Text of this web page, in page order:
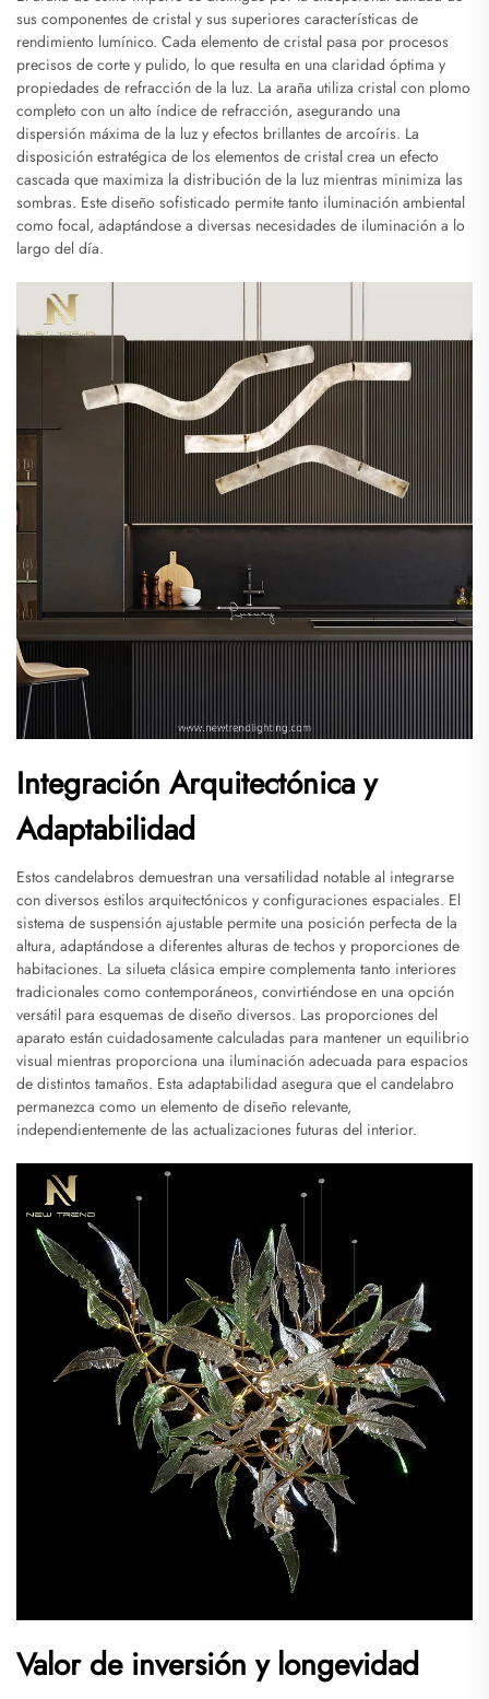
sus componentes de cristal y sus superiores características de
rendimiento lumínico. Cada elemento de cristal pasa por procesos
precisos de corte y pulido, lo que resulta en una claridad óptima y
propiedades de refracción de la luz. La araña utiliza cristal con plomo
completo con un alto índice de refracción, asegurando una
dispersión máxima de la luz y efectos brillantes de arcoíris. La
disposición estratégica de los elementos de cristal crea un efecto
cascada que maximiza la distribución de la luz mientras minimiza las
sombras. Este diseño sofisticado permite tanto iluminación ambiental
como focal, adaptándose a diversas necesidades de iluminación a lo
largo del día.
Integración Arquitectónica y
Adaptabilidad
Estos candelabros demuestran una versatilidad notable al integrarse
con diversos estilos arquitectónicos y configuraciones espaciales. El
sistema de suspensión ajustable permite una posición perfecta de la
altura, adaptándose a diferentes alturas de techos y proporciones de
habitaciones. La silueta clásica empire complementa tanto interiores
tradicionales como contemporáneos, convirtiéndose en una opción
versátil para esquemas de diseño diversos. Las proporciones del
aparato están cuidadosamente calculadas para mantener un equilibrio
visual mientras proporciona una iluminación adecuada para espacios
de distintos tamaños. Esta adaptabilidad asegura que el candelabro
permanezca como un elemento de diseño relevante,
independientemente de las actualizaciones futuras del interior.
Valor de inversión y longevidad